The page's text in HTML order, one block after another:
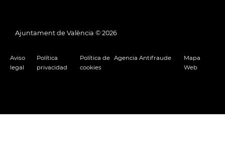
Ajuntament de València © 2026
Aviso
legal
Política
privacidad
Política de
cookies
Agencia Antifraude
Mapa
Web